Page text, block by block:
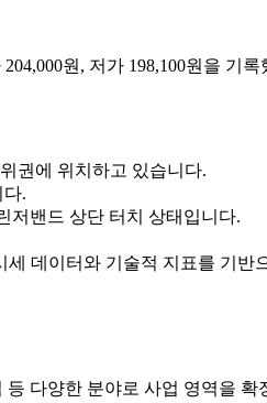
원, 저가 198,100원을 기
권에 위치하고 있습니다.
다.
저밴드 상단 터치 상태입니다.
데이터와 기술적 지표를 기반
다양한 분야로 사업 영역을